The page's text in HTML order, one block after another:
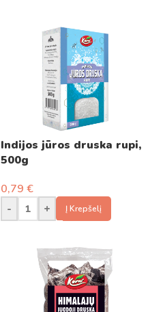
Indijos jūros druska rupi,
500g
0,79 €
-
+ Į Krepšelį